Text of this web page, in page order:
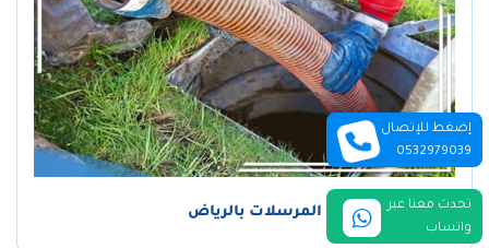
تسليك مجاري حي المرسلات بالرياض
إضغط للإتصال
0532979039
تحدث معنا عبر
واتساب